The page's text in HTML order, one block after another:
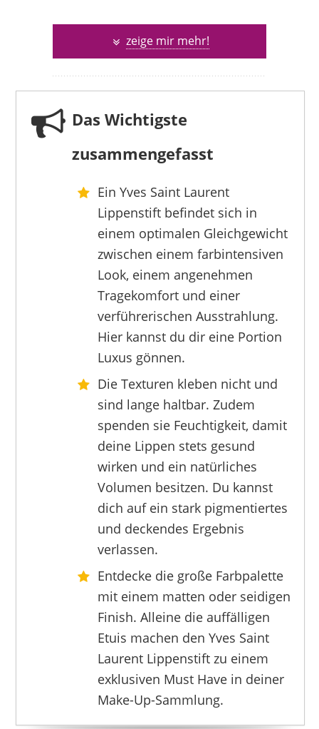
YVES SAINT LAURENT
34,50 €*
YVES SAINT LAURENT
46,41 €*
zeige mir mehr!
Das Wichtigste
zusammengefasst
Ein Yves Saint Laurent
Lippenstift befindet sich in
einem optimalen Gleichgewicht
zwischen einem farbintensiven
Look, einem angenehmen
Tragekomfort und einer
verführerischen Ausstrahlung.
Hier kannst du dir eine Portion
Luxus gönnen.
Die Texturen kleben nicht und
sind lange haltbar. Zudem
spenden sie Feuchtigkeit, damit
deine Lippen stets gesund
wirken und ein natürliches
Volumen besitzen. Du kannst
dich auf ein stark pigmentiertes
und deckendes Ergebnis
verlassen.
Entdecke die große Farbpalette
mit einem matten oder seidigen
Finish. Alleine die auffälligen
Etuis machen den Yves Saint
Laurent Lippenstift zu einem
exklusiven Must Have in deiner
Make-Up-Sammlung.